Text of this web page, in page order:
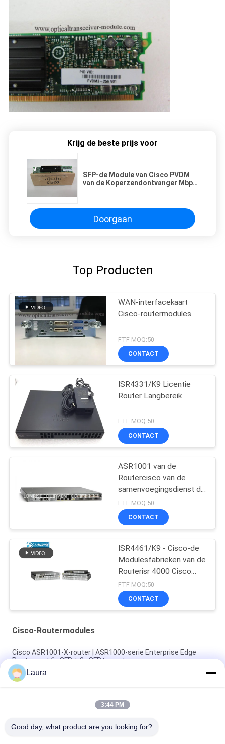
Krijg de beste prijs voor
SFP-de Module van Cisco PVDM
van de Koperzendontvanger Mbps
Doorgaan
Top Producten
WAN-interfacekaart
Cisco-routermodules
FTF MOQ:50
CONTACT
ISR4331/K9 Licentie
Router Langbereik
FTF MOQ:50
CONTACT
ASR1001 van de
Routercisco van de
samenvoegingsdienst de
Fabrieken van de
Routermodules
FTF MOQ:50
CONTACT
ISR4461/K9 - Cisco-de
Modulesfabrieken van de
Routerisr 4000 Cisco
Router
FTF MOQ:50
CONTACT
Cisco-Routermodules
Cisco ASR1001-X-router | ASR1000-serie Enterprise Edge
Router met 6x SFP + 2x SFP+ poorten
Cisco ASR1002-X Aggregation Services-router | 5 Gbps tot 36
Gbps schaalbare WAN-router voor ondernemingen
Nieuwe originele ASR asr1001-x het Netwerkrouter van 1000
Laura
3:44 PM
Good day, what product are you looking for?